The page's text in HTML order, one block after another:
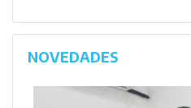
NOVEDADES